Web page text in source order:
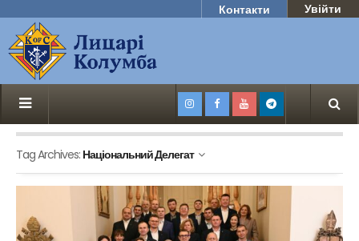
Контакти Увійти
Tag Archives: Національний Делегат